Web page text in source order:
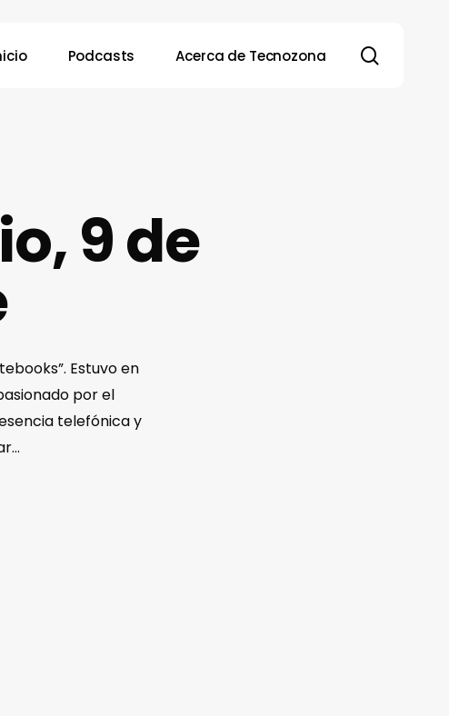
Podcasts Acerca de Tecnozona
9 de
Estuvo en
por el
telefónica y